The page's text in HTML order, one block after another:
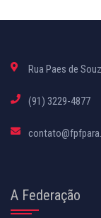
Rua Paes de
(91) 3229-4877
A Federação